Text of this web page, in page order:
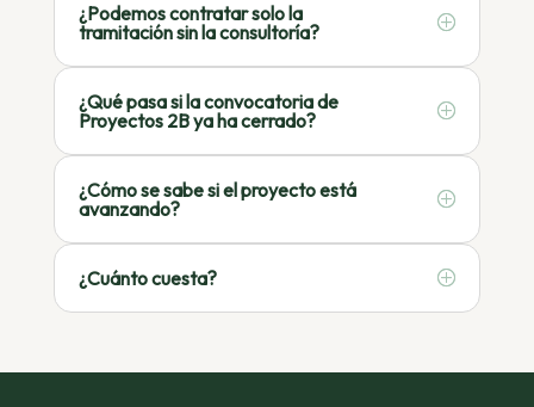
¿Podemos contratar solo la
tramitación sin la consultoría?
¿Qué pasa si la convocatoria de
Proyectos 2B ya ha cerrado?
¿Cómo se sabe si el proyecto está
avanzando?
¿Cuánto cuesta?